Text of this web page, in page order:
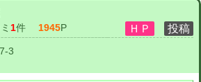
1件 1945P
3